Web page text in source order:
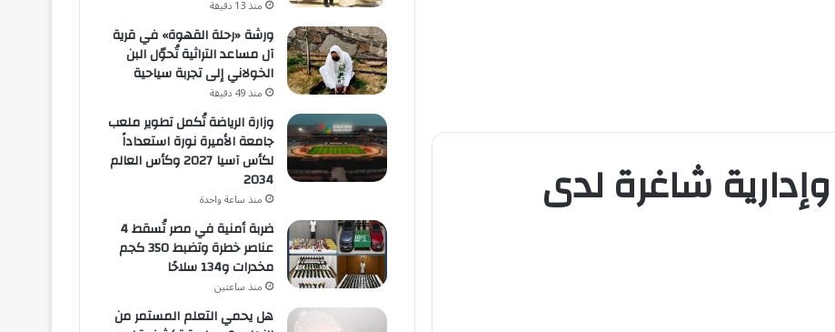
شاغرة لدى
منذ 13 دقيقة
ورشة «رحلة القهوة» في قرية
آل مساعد التراثية تُحوّل البن
الخولاني إلى تجربة سياحية
منذ 49 دقيقة
وزارة الرياضة تُكمل تطوير ملعب
جامعة الأميرة نورة استعداداً
لكأس آسيا 2027 وكأس العالم
2034
منذ ساعة واحدة
ضربة أمنية في مصر تُسقط 4
عناصر خطرة وتضبط 350 كجم
مخدرات و134 سلاحًا
منذ ساعتين
هل يحمي التعلم المستمر من